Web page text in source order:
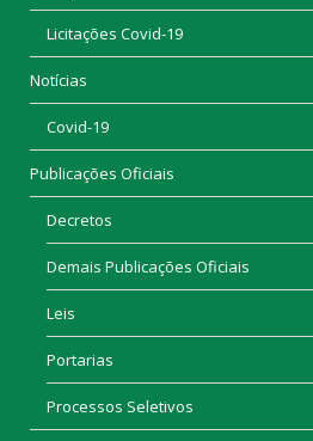
Licitações Covid-19
Notícias
Covid-19
Publicações Oficiais
Decretos
Demais Publicações Oficiais
Leis
Portarias
Processos Seletivos